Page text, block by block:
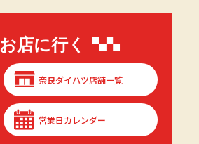
お店に行く
奈良ダイハツ店舗一覧
営業日カレンダー